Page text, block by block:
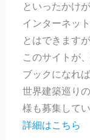
といったかけ
インターネッ
とはできます
このサイトが
ブックになれ
世界建築巡り
様も募集して
詳細はこちら